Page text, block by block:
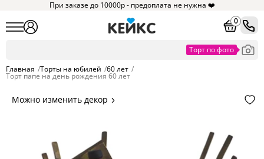
При заказе до 10000р - предоплата не нужна ❤️
0
Главная /Торты на юбилей /60 лет /
Торт папе на день рождения 60 лет
Можно изменить декор